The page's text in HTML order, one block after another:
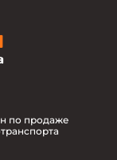
по продаже